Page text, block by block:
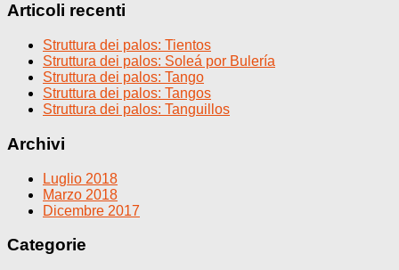
Articoli recenti
Struttura dei palos: Tientos
Struttura dei palos: Soleá por Bulería
Struttura dei palos: Tango
Struttura dei palos: Tangos
Struttura dei palos: Tanguillos
Archivi
Luglio 2018
Marzo 2018
Dicembre 2017
Categorie